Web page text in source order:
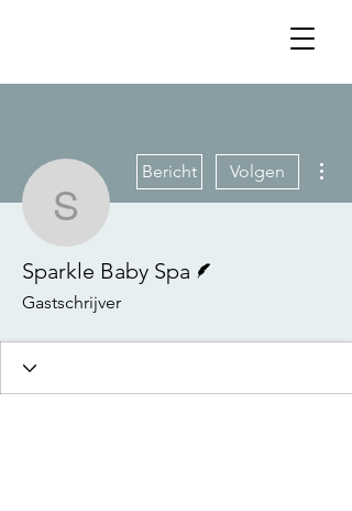
Sparkle Baby
Bericht Volgen
Sparkle Baby Spa
Gastschrijver